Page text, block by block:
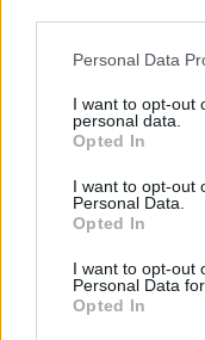
Please note that this
not limited to your
grant or deny
use your data for
consent section.
Personal Data
I want to opt-out
personal data.
Opted In
I want to opt-out
Personal Data.
Opted In
I want to opt-out
Personal Data
Opted In